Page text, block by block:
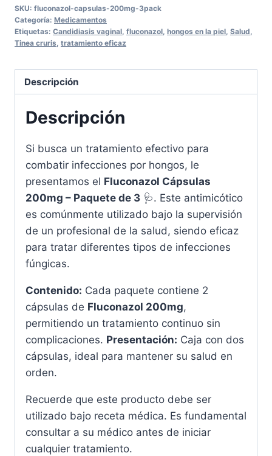
-
Tripack
para
Tratamiento
Eficaz
cantidad
SKU: fluconazol-capsulas-200mg-3pack
Categoría: Medicamentos
Etiquetas: Candidiasis vaginal fluconazol hongos en la piel Salud
Tinea cruris tratamiento eficaz
Descripción
Descripción
Si busca un tratamiento efectivo para
combatir infecciones por hongos, le
presentamos el Fluconazol Cápsulas
200mg – Paquete de 3 🩺. Este antimicótico
es comúnmente utilizado bajo la supervisión
de un profesional de la salud, siendo eficaz
para tratar diferentes tipos de infecciones
fúngicas.
Contenido: Cada paquete contiene 2
cápsulas de Fluconazol 200mg,
permitiendo un tratamiento continuo sin
complicaciones. Presentación: Caja con dos
cápsulas, ideal para mantener su salud en
orden.
Recuerde que este producto debe ser
utilizado bajo receta médica. Es fundamental
consultar a su médico antes de iniciar
cualquier tratamiento.